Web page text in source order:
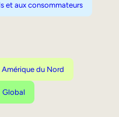
et aux consommateurs
Amérique du Nord
Global